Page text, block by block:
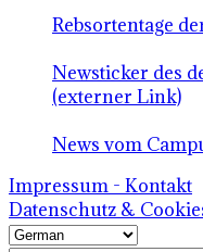
Rebsortentage
Newsticker des
(externer Link)
News vom
Impressum - Kontakt
Datenschutz &